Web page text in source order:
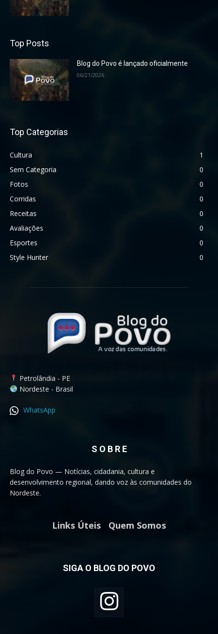
Top Posts
Blog do Povo é lançado oficialmente
06/21/2026
Top Categorias
Cultura
1
Sem Categoria
0
Fotos
0
Corridas
0
Receitas
0
Avaliações
0
Esportes
0
Style Hunter
0
Petrolândia - PE
Nordeste - Brasil
WhatsApp
S O B R E
Blog do Povo — Notícias, cidadania, cultura e
desenvolvimento regional, dando voz às comunidades do
Nordeste.
Links Úteis Quem Somos
SIGA O BLOG DO POVO